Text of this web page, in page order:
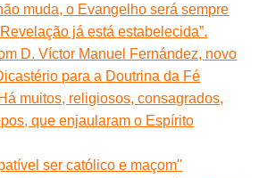
muda, o Evangelho será sempre
já está estabelecida”.
D. Víctor Manuel Fernández, novo
para a Doutrina da Fé
muitos, religiosos, consagrados,
que enjaularam o Espírito
ser católico e maçom''